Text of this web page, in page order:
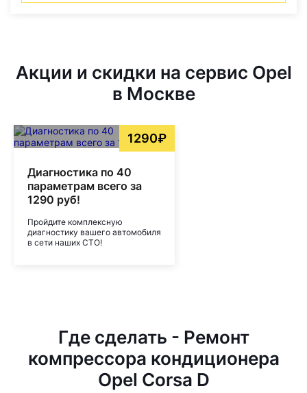
Акции и скидки на сервис Opel
в Москве
1290₽
Диагностика по 40
параметрам всего за
1290 руб!
Пройдите комплексную
диагностику вашего автомобиля
в сети наших СТО!
Где сделать - Ремонт
компрессора кондиционера
Opel Corsa D